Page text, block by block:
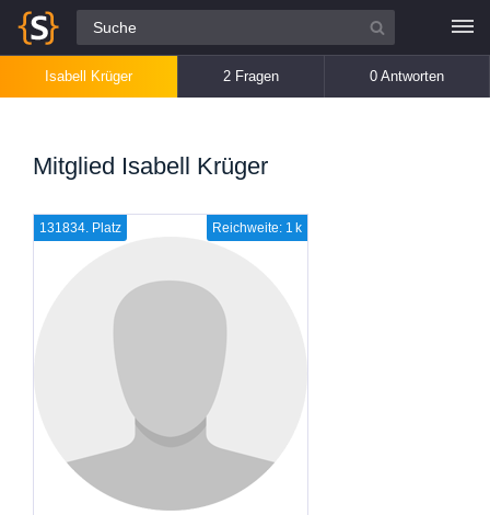
Alle Fragen
Isabell Krüger 2 Fragen 0 Antworten
Mitglied Isabell Krüger
Reichweite: 1 k
131834. Platz